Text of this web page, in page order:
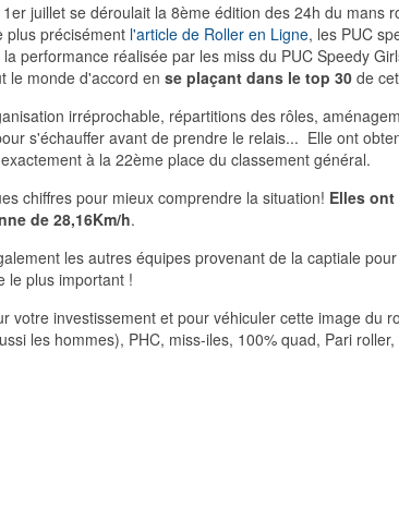
juillet se déroulait la 8ème édition des 24h du mans
plus précisément l'article de Roller en Ligne, les PUC
performance réalisée par les miss du PUC Speedy
le monde d'accord en se plaçant dans le top 30 de
irréprochable, répartitions des rôles,
s'échauffer avant de prendre le relais... Elle ont
à la 22ème place du classement général.
chiffres pour mieux comprendre la situation! Elles
de 28,16Km/h.
les autres équipes provenant de la captiale
le plus important !
votre investissement et pour véhiculer cette image
les hommes), PHC, miss-iles, 100% quad, Pari